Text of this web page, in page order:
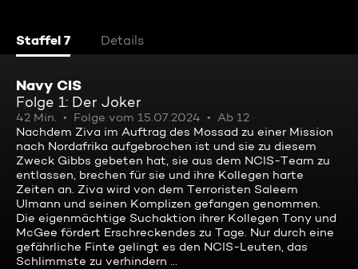
Staffel 7 Details
Navy CIS
Folge 1: Der Joker
42 Min. Folge vom 15.07.2024
Ab 12
Nachdem Ziva im Auftrag des Mossad zu einer Mission
nach Nordafrika aufgebrochen ist und sie zu diesem
Zweck Gibbs gebeten hat, sie aus dem NCIS-Team zu
entlassen, brechen für sie und ihre Kollegen harte
Zeiten an. Ziva wird von dem Terroristen Saleem
Ulmann und seinen Komplizen gefangen genommen.
Die eigenmächtige Suchaktion ihrer Kollegen Tony und
McGee fördert Erschreckendes zu Tage. Nur durch eine
gefährliche Finte gelingt es den NCIS-Leuten, das
Schlimmste zu verhindern ...